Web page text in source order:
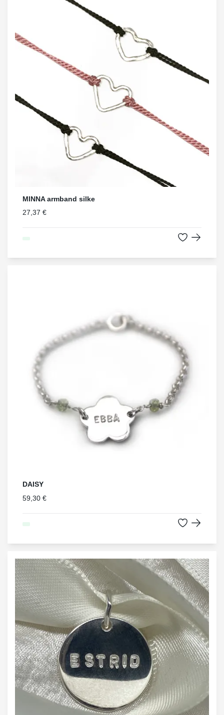
MINNA armband silke
27,37 €
DAISY
59,30 €